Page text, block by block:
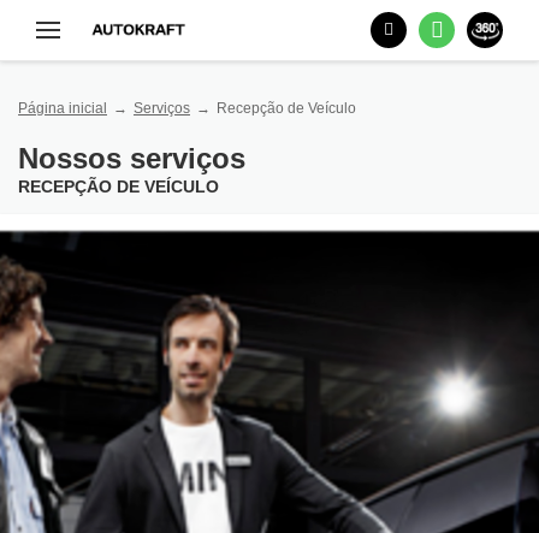
Página inicial Serviços Recepção de Veículo
Nossos serviços
RECEPÇÃO DE VEÍCULO